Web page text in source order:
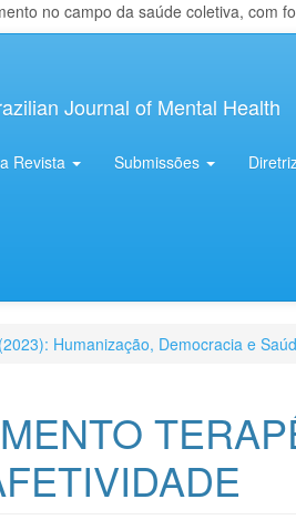
no campo da saúde coletiva,
Journal of Mental Health
Revista Submissões
Humanização, Democracia e